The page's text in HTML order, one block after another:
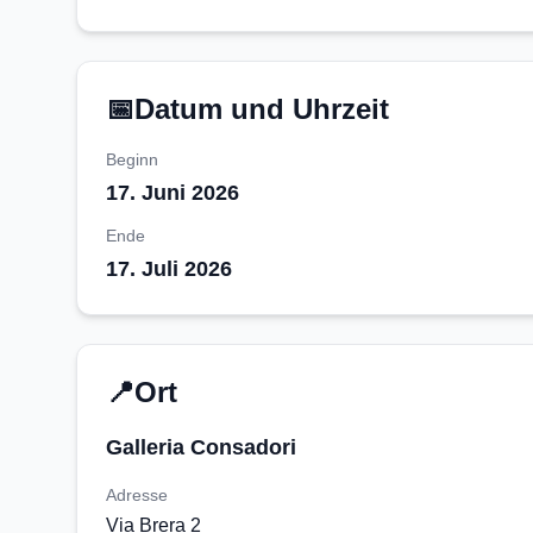
📅Datum und Uhrzeit
Beginn
17. Juni 2026
Ende
17. Juli 2026
📍Ort
Galleria Consadori
Adresse
Via Brera 2